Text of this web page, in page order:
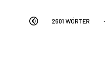
2601 WÖRTER